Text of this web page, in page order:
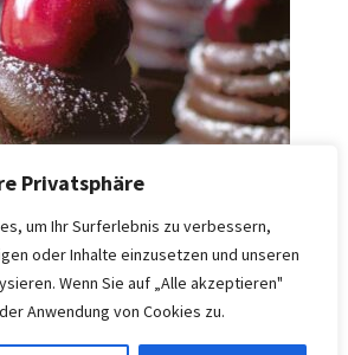
Privatsphäre
um Ihr Surferlebnis zu verbessern,
oder Inhalte einzusetzen und unseren
Wenn Sie auf „Alle akzeptieren"
Anwendung von Cookies zu.